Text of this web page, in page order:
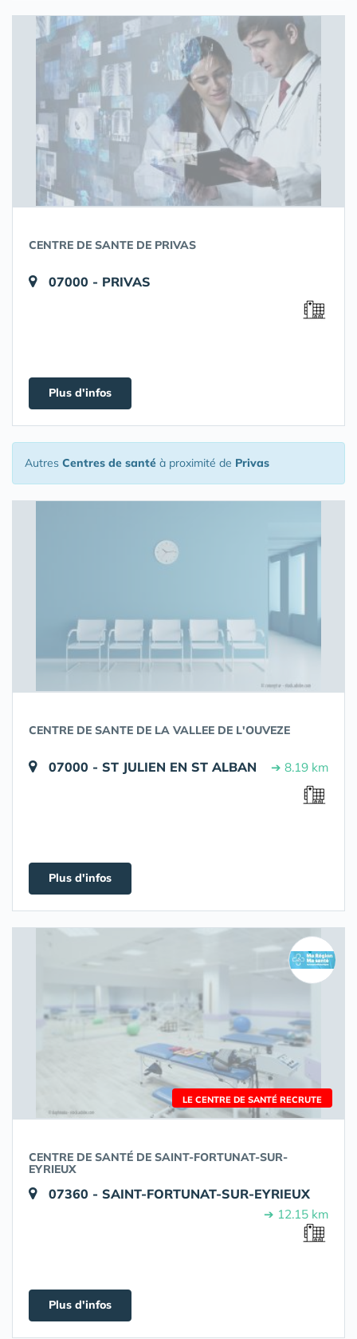
CENTRE DE SANTE DE PRIVAS
07000 - PRIVAS
Plus d'infos
Autres Centres de santé à proximité de Privas
CENTRE DE SANTE DE LA VALLEE DE L'OUVEZE
07000 - ST JULIEN EN ST ALBAN ➔ 8.19 km
Plus d'infos
LE CENTRE DE SANTÉ RECRUTE
CENTRE DE SANTÉ DE SAINT-FORTUNAT-SUR-
EYRIEUX
07360 - SAINT-FORTUNAT-SUR-EYRIEUX
➔ 12.15 km
Plus d'infos